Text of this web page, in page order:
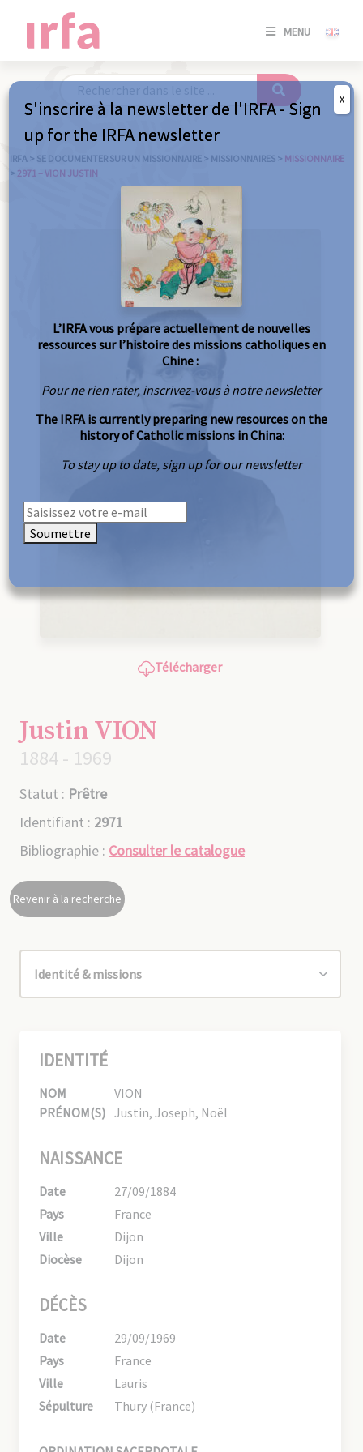
MENU
SE
/
IRFA > SE DOCUMENTER SUR UN MISSIONNAIRE > MISSIONNAIRES > MISSIONNAIRE
> 2971 – VION JUSTIN
Télécharger
Justin VION
1884 - 1969
Statut : Prêtre
Identifiant : 2971
Bibliographie : Consulter le catalogue
Revenir à la recherche
IDENTITÉ
NOM
VION
PRÉNOM(S) Justin, Joseph, Noël
NAISSANCE
Date
27/09/1884
Pays
France
Ville
Dijon
Diocèse
Dijon
DÉCÈS
Date
29/09/1969
Pays
France
Ville
Lauris
Sépulture
Thury (France)
S'inscrire à la newsletter de l'IRFA - Sign
up for the IRFA newsletter
L’IRFA vous prépare actuellement de nouvelles
ressources sur l’histoire des missions catholiques en
Chine :
Pour ne rien rater, inscrivez-vous à notre newsletter
The IRFA is currently preparing new resources on the
history of Catholic missions in China:
To stay up to date, sign up for our newsletter
Soumettre
X